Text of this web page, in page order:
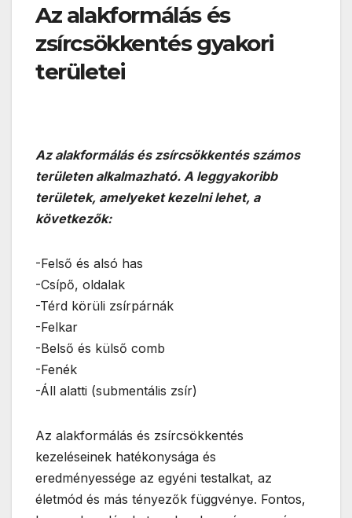
Az alakformálás és
zsírcsökkentés gyakori
területei
Az alakformálás és zsírcsökkentés számos
területen alkalmazható. A leggyakoribb
területek, amelyeket kezelni lehet, a
következők:
-Felső és alsó has
-Csípő, oldalak
-Térd körüli zsírpárnák
-Felkar
-Belső és külső comb
-Fenék
-Áll alatti (submentális zsír)
Az alakformálás és zsírcsökkentés
kezeléseinek hatékonysága és
eredményessége az egyéni testalkat, az
életmód és más tényezők függvénye. Fontos,